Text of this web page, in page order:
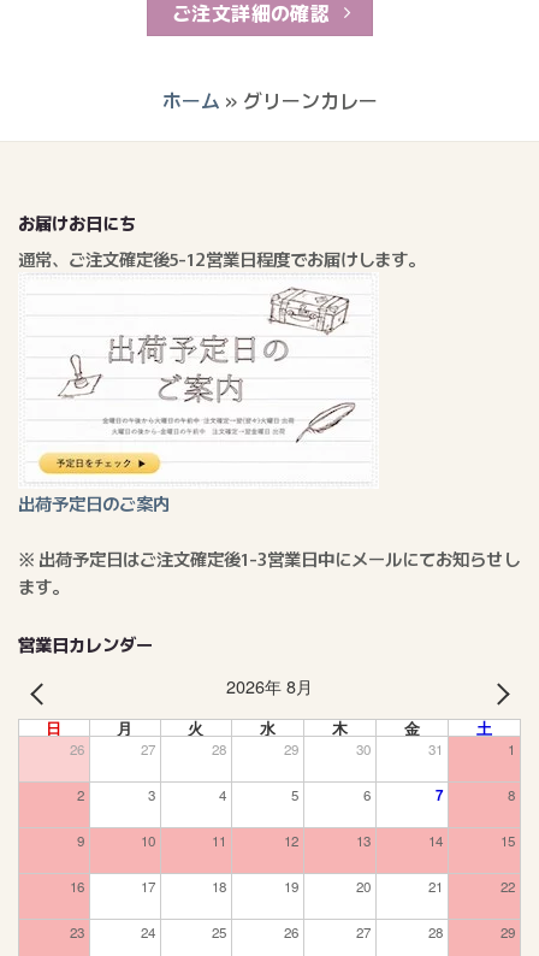
ご注文詳細の確認
ホーム » グリーンカレー
お届けお日にち
通常、ご注文確定後5-12営業日程度でお届けします。
出荷予定日のご案内
※ 出荷予定日はご注文確定後1-3営業日中にメールにてお知らせし
ます。
営業日カレンダー
2026年 8月
日 月 火 水 木 金 土
26 27 28 29 30 31 1
2 3 4 5 6 7 8
9 10 11 12 13 14 15
16 17 18 19 20 21 22
23 24 25 26 27 28 29